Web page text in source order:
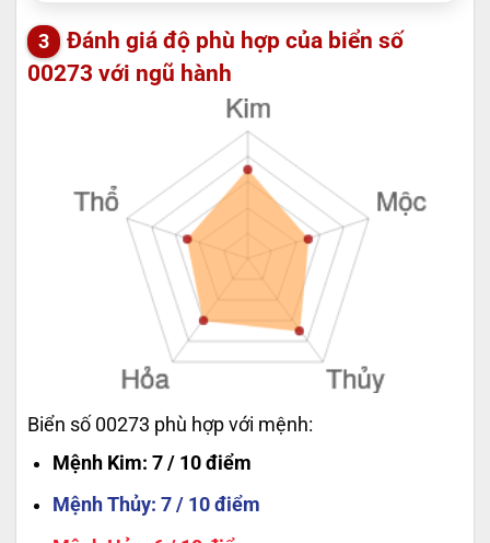
Đánh giá độ phù hợp của biển số
00273 với ngũ hành
Biển số 00273 phù hợp với mệnh:
Mệnh Kim: 7 / 10 điểm
Mệnh Thủy: 7 / 10 điểm